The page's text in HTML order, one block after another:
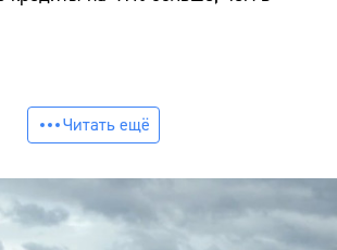
Читать ещё